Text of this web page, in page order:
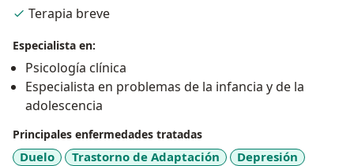
Terapia breve
Especialista en:
Psicología clínica
Especialista en problemas de la infancia y de la
adolescencia
Principales enfermedades tratadas
Duelo Trastorno de Adaptación
Depresión